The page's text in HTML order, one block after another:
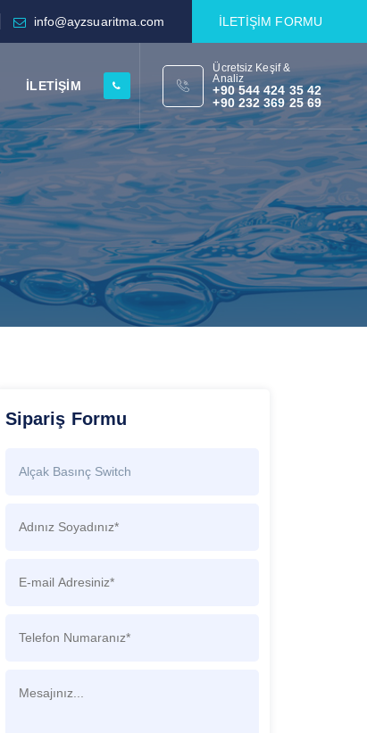
info@ayzsuaritma.com İLETİŞİM FORMU
İLETİŞİM
Ücretsiz Keşif &
Analiz
+90 544 424 35 42
+90 232 369 25 69
Sipariş Formu